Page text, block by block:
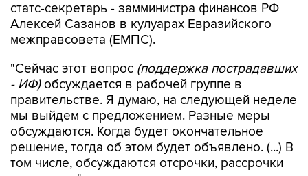
В РОССИИ
17:03, 6 августа 2026
Пострадавшие от атак на Wildberries
селлеры могут получить отсрочки по
налогам